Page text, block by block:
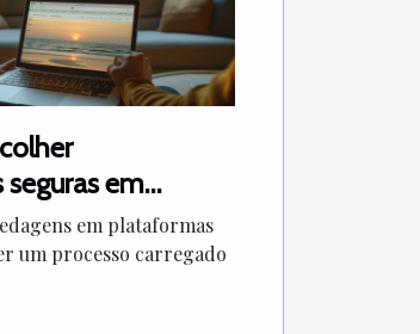
em
aluguelem plataformas
um processo carregado